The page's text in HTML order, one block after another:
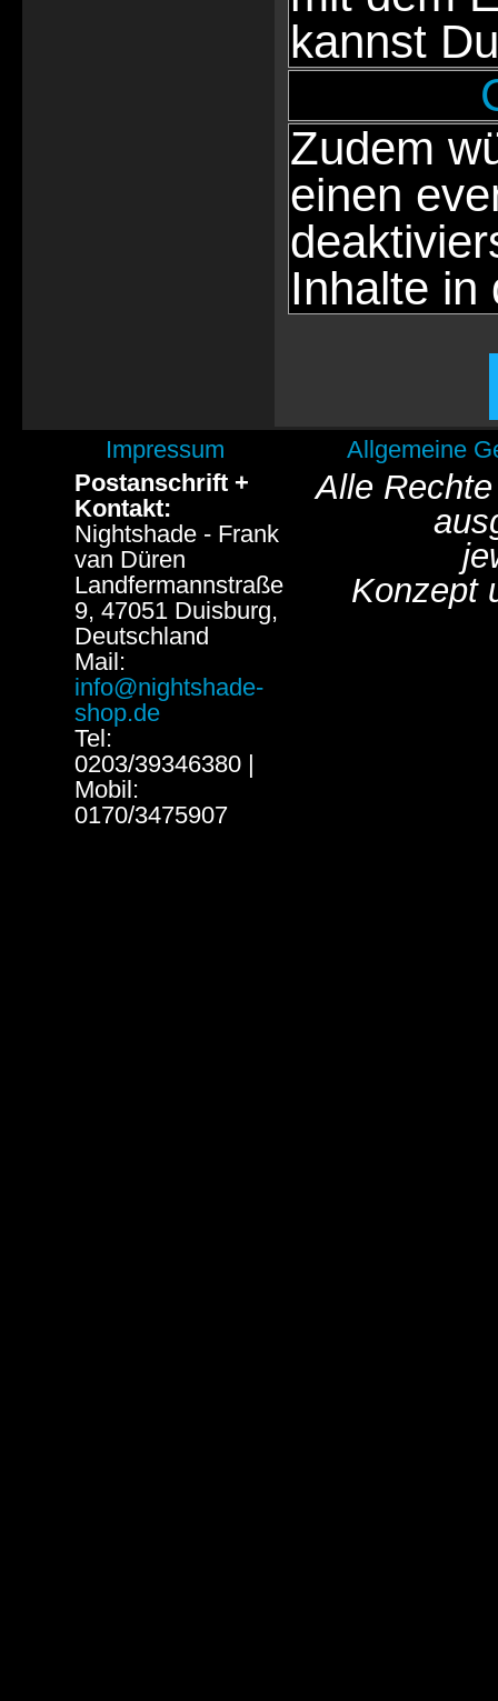
kannst
Zudem
einen
Inhalte in
Impressum
Allgemeine
Postanschrift +
Kontakt:
Nightshade - Frank
van Düren
Landfermannstraße
9, 47051 Duisburg,
Deutschland
Mail:
info@nightshade-
shop.de
Tel:
0203/39346380 |
Mobil:
0170/3475907
Alle
Konzept